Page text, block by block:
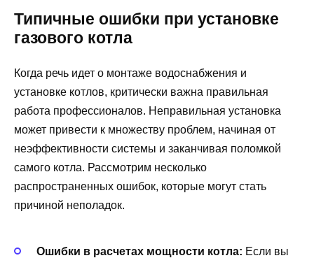
Типичные ошибки при установке
газового котла
Когда речь идет о монтаже водоснабжения и
установке котлов, критически важна правильная
работа профессионалов. Неправильная установка
может привести к множеству проблем, начиная от
неэффективности системы и заканчивая поломкой
самого котла. Рассмотрим несколько
распространенных ошибок, которые могут стать
причиной неполадок.
Ошибки в расчетах мощности котла: Если вы